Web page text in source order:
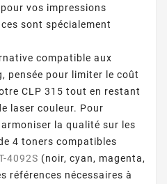
vos impressions
sont spécialement
compatible aux
pensée pour limiter le coût
CLP 315 tout en restant
laser couleur. Pour
la qualité sur les
4 toners compatibles
4092S (noir, cyan, magenta,
références nécessaires à